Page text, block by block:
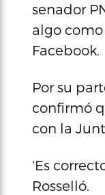
senador
algo como
Facebook.
Por su
confirmó
con la
‘Es
Rosselló.